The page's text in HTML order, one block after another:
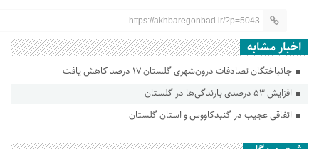
https://akhbaregonbad.ir/?p=5043
اخبار مشابه
جانباختگان تصادفات درون‌شهری گلستان ۱۷ درصد کاهش یافت
افزایش ۵۳ درصدی بارندگی‌ها در گلستان
اتفاقی عجیب در‌ گنبدکاووس و استان گلستان